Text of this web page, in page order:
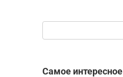
Самое интересное